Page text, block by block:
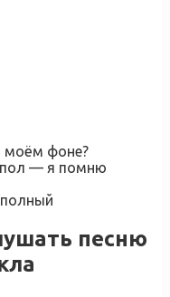
моём фоне?
пол — я помню
песню